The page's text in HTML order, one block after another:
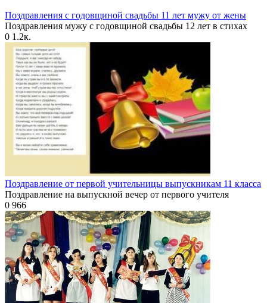
Поздравления с годовщиной свадьбы 11 лет мужу от жены
Поздравления мужу с годовщиной свадьбы 12 лет в стихах
0 1.2к.
Поздравление от первой учительницы выпускникам 11 класса
Поздравление на выпускной вечер от первого учителя
0 966